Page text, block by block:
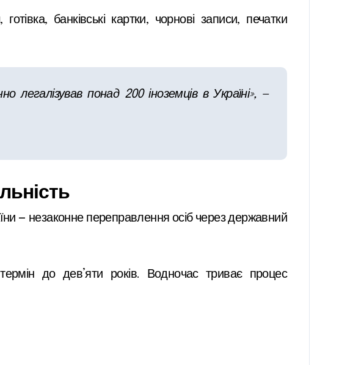
банківські картки, чорнові записи, печатки
понад 200 іноземців в Україні», —
— незаконне переправлення осіб через державний
до дев’яти років. Водночас триває процес